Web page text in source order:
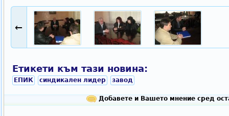
←
Етикети към тази новина:
ЕПИК синдикален лидер завод
Добавете и Вашето мнение сред